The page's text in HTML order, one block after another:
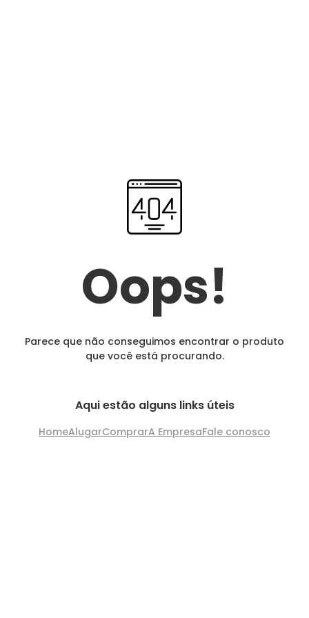
Oops!
Parece que não conseguimos encontrar o produto
que você está procurando.
Aqui estão alguns links úteis
HomeAlugarComprarA EmpresaFale conosco